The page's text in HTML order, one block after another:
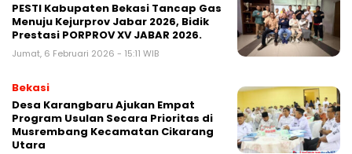
PESTI Kabupaten Bekasi Tancap Gas
Menuju Kejurprov Jabar 2026, Bidik
Prestasi PORPROV XV JABAR 2026.
Jumat, 6 Februari 2026 - 15:11 WIB
Bekasi
Desa Karangbaru Ajukan Empat
Program Usulan Secara Prioritas di
Musrembang Kecamatan Cikarang
Utara